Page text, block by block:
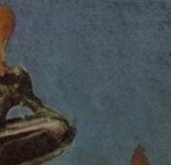
é
de